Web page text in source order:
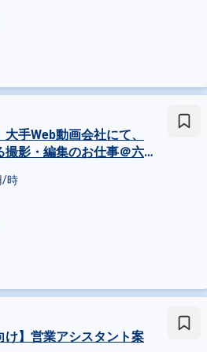
大手Web動画会社にて、
撮影・編集のお仕事＠六
/時
け】営業アシスタント案
特徴で絞り込む
事務 × 在宅・リモ